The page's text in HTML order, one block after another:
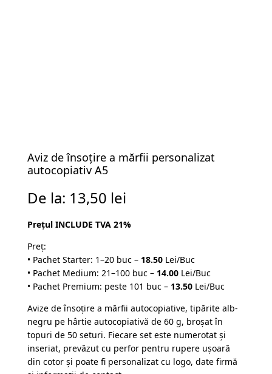
Aviz de însoțire a mărfii personalizat
autocopiativ A5
De la: 13,50 lei
Prețul INCLUDE TVA 21%
Preț:
• Pachet Starter: 1–20 buc – 18.50Lei/Buc
• Pachet Medium: 21–100 buc – 14.00Lei/Buc
• Pachet Premium: peste 101 buc – 13.50Lei/Buc
Avize de însoțire a mărfii autocopiative, tipărite alb-
negru pe hârtie autocopiativă de 60 g, broșat în
topuri de 50 seturi. Fiecare set este numerotat și
inseriat, prevăzut cu perfor pentru rupere ușoară
din cotor și poate fi personalizat cu logo, date firmă